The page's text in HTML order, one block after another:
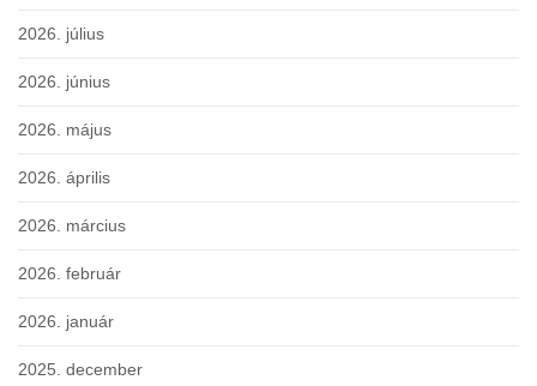
2026. július
2026. június
2026. május
2026. április
2026. március
2026. február
2026. január
2025. december